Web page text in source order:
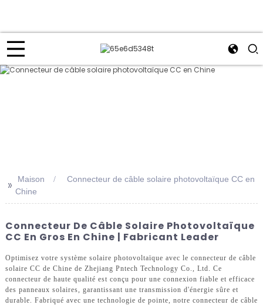
>> Maison
Connecteur de câble solaire photovoltaïque CC en
Chine
Connecteur De Câble Solaire Photovoltaïque
CC En Gros En Chine | Fabricant Leader
Optimisez votre système solaire photovoltaïque avec le connecteur de câble
solaire CC de Chine de Zhejiang Pntech Technology Co., Ltd. Ce
connecteur de haute qualité est conçu pour une connexion fiable et efficace
des panneaux solaires, garantissant une transmission d'énergie sûre et
durable. Fabriqué avec une technologie de pointe, notre connecteur de câble